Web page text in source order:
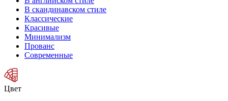
В скандинавском стиле
Классические
Красивые
Минимализм
Прованс
Современные
Цвет